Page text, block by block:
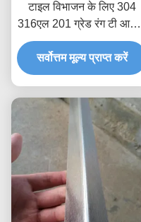
टाइल विभाजन के लिए 304
316एल 201 ग्रेड रंग टी आकार
स्टेनलेस स्टील ट्रिम पट्टी
सर्वोत्तम मूल्य प्राप्त करें